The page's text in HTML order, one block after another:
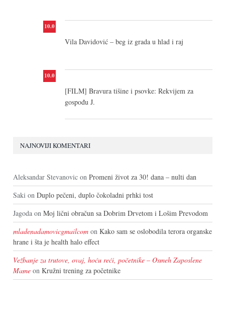
10.0
Vila Davidović – beg iz grada u hlad i raj
10.0
[FILM] Bravura tišine i psovke: Rekvijem za
gospođu J.
NAJNOVIJI KOMENTARI
Aleksandar Stevanovic on Promeni život za 30! dana – nulti dan
Saki on Duplo pečeni, duplo čokoladni prhki tost
Jagoda on Moj lični obračun sa Dobrim Drvetom i Lošim Prevodom
mladenadamovicgmailcom on Kako sam se oslobodila terora organske
hrane i šta je health halo effect
Vežbanje za trutove, ovaj, hoću reći, početnike – Osmeh Zaposlene
Mame on Kružni trening za početnike